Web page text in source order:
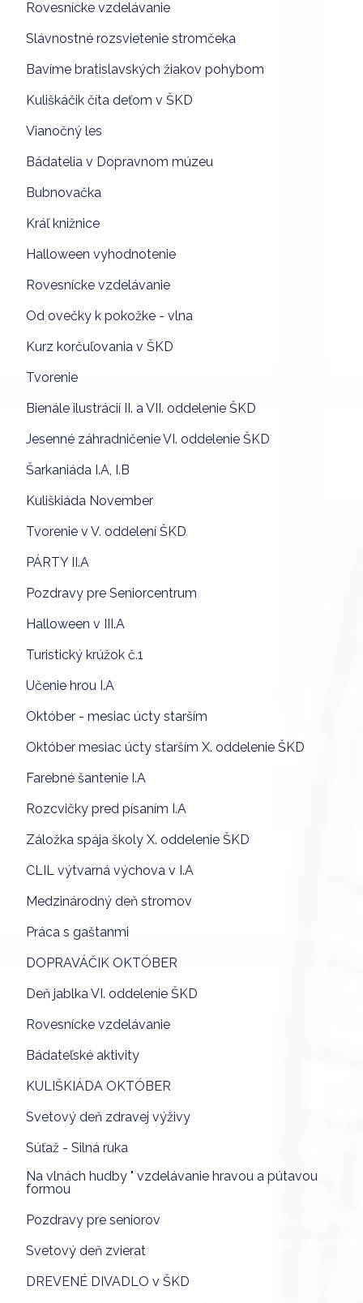
Rovesnícke vzdelávanie
Slávnostné rozsvietenie stromčeka
Bavíme bratislavských žiakov pohybom
Kuliškáčik číta deťom v ŠKD
Vianočný les
Bádatelia v Dopravnom múzeu
Bubnovačka
Kráľ knižnice
Halloween vyhodnotenie
Rovesnícke vzdelávanie
Od ovečky k pokožke - vlna
Kurz korčuľovania v ŠKD
Tvorenie
Bienále ilustrácií II. a VII. oddelenie ŠKD
Jesenné záhradničenie VI. oddelenie ŠKD
Šarkaniáda I.A, I.B
Kuliškiáda November
Tvorenie v V. oddelení ŠKD
PÁRTY II.A
Pozdravy pre Seniorcentrum
Halloween v III.A
Turistický krúžok č.1
Učenie hrou I.A
Október - mesiac úcty starším
Október mesiac úcty starším X. oddelenie ŠKD
Farebné šantenie I.A
Rozcvičky pred písaním I.A
Záložka spája školy X. oddelenie ŠKD
CLIL výtvarná výchova v I.A
Medzinárodný deň stromov
Práca s gaštanmi
DOPRAVÁČIK OKTÓBER
Deň jablka VI. oddelenie ŠKD
Rovesnícke vzdelávanie
Bádateľské aktivity
KULIŠKIÁDA OKTÓBER
Svetový deň zdravej výživy
Súťaž - Silná ruka
Na vlnách hudby " vzdelávanie hravou a pútavou
formou
Pozdravy pre seniorov
Svetový deň zvierat
DREVENÉ DIVADLO v ŠKD